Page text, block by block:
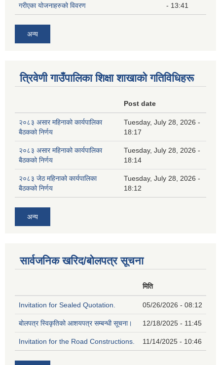
गरीएका योजनाहरुको विवरण
- 13:41
अन्य
त्रिवेणी गाउँपालिका शिक्षा शाखाकाे गतिविधिहरू
Post date
२०८३ असार महिनाको कार्यपालिका
बैठकको निर्णय
Tuesday, July 28, 2026 -
18:17
२०८३ असार महिनाको कार्यपालिका
बैठकको निर्णय
Tuesday, July 28, 2026 -
18:14
२०८३ जेठ महिनाको कार्यपालिका
बैठकको निर्णय
Tuesday, July 28, 2026 -
18:12
अन्य
सार्वजनिक खरिद/बोलपत्र सूचना
मिति
Invitation for Sealed Quotation. 05/26/2026 - 08:12
बोलपत्र स्विकृतिको आशयपत्र सम्बन्धी सूचना। 12/18/2025 - 11:45
Invitation for the Road Constructions. 11/14/2025 - 10:46